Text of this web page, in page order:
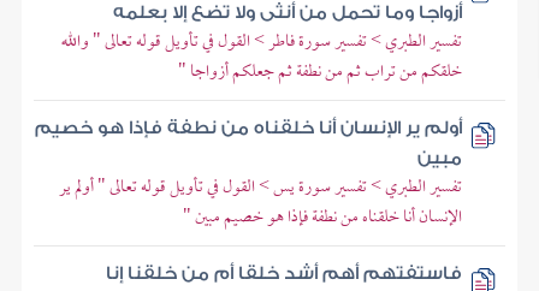
أزواجا وما تحمل من أنثى ولا تضع إلا بعلمه
تفسير الطبري > تفسير سورة فاطر > القول في تأويل قوله تعالى " والله
خلقكم من تراب ثم من نطفة ثم جعلكم أزواجا "
أولم ير الإنسان أنا خلقناه من نطفة فإذا هو خصيم
مبين
تفسير الطبري > تفسير سورة يس > القول في تأويل قوله تعالى " أولم ير
الإنسان أنا خلقناه من نطفة فإذا هو خصيم مبين "
فاستفتهم أهم أشد خلقا أم من خلقنا إنا